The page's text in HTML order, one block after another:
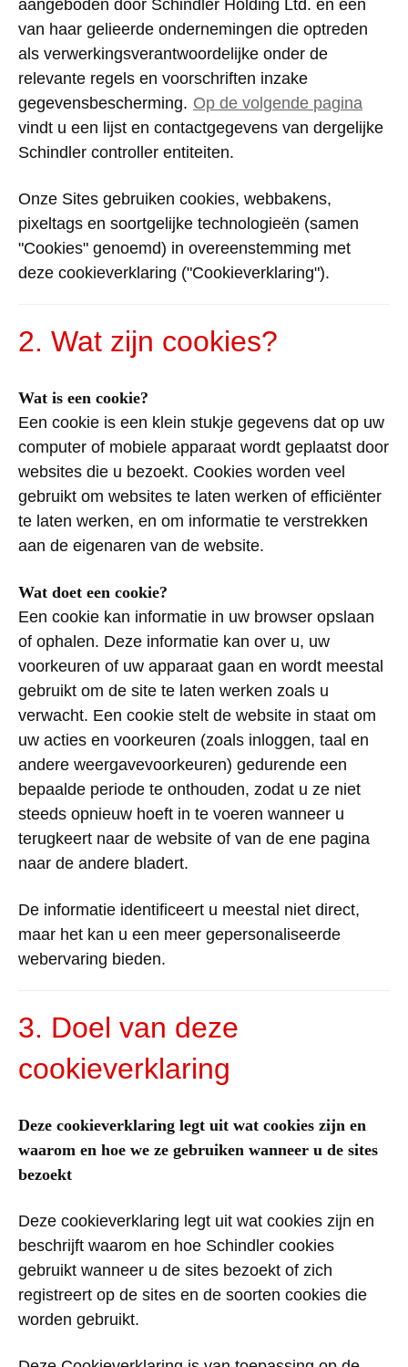
aangeboden door Schindler Holding Ltd. en een
van haar gelieerde ondernemingen die optreden
als verwerkingsverantwoordelijke onder de
relevante regels en voorschriften inzake
gegevensbescherming. Op de volgende pagina
vindt u een lijst en contactgegevens van dergelijke
Schindler controller entiteiten.
Onze Sites gebruiken cookies, webbakens,
pixeltags en soortgelijke technologieën (samen
"Cookies" genoemd) in overeenstemming met
deze cookieverklaring ("Cookieverklaring").
2. Wat zijn cookies?
Wat is een cookie?
Een cookie is een klein stukje gegevens dat op uw
computer of mobiele apparaat wordt geplaatst door
websites die u bezoekt. Cookies worden veel
gebruikt om websites te laten werken of efficiënter
te laten werken, en om informatie te verstrekken
aan de eigenaren van de website.
Wat doet een cookie?
Een cookie kan informatie in uw browser opslaan
of ophalen. Deze informatie kan over u, uw
voorkeuren of uw apparaat gaan en wordt meestal
gebruikt om de site te laten werken zoals u
verwacht. Een cookie stelt de website in staat om
uw acties en voorkeuren (zoals inloggen, taal en
andere weergavevoorkeuren) gedurende een
bepaalde periode te onthouden, zodat u ze niet
steeds opnieuw hoeft in te voeren wanneer u
terugkeert naar de website of van de ene pagina
naar de andere bladert.
De informatie identificeert u meestal niet direct,
maar het kan u een meer gepersonaliseerde
webervaring bieden.
3. Doel van deze
cookieverklaring
Deze cookieverklaring legt uit wat cookies zijn en
waarom en hoe we ze gebruiken wanneer u de sites
bezoekt
Deze cookieverklaring legt uit wat cookies zijn en
beschrijft waarom en hoe Schindler cookies
gebruikt wanneer u de sites bezoekt of zich
registreert op de sites en de soorten cookies die
worden gebruikt.